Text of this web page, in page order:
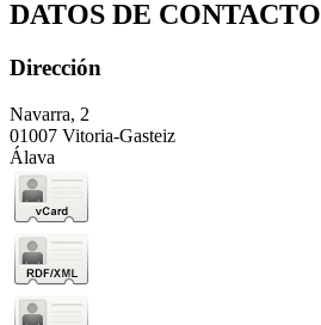
DATOS DE CONTACTO
Dirección
Navarra, 2
01007 Vitoria-Gasteiz
Álava